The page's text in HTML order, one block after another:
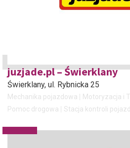
juzjade.pl – Świerklany
Świerklany, ul. Rybnicka 25
Mechanika pojazdowa
Motoryzacja i
Pomoc drogowa
Stacja kontroli